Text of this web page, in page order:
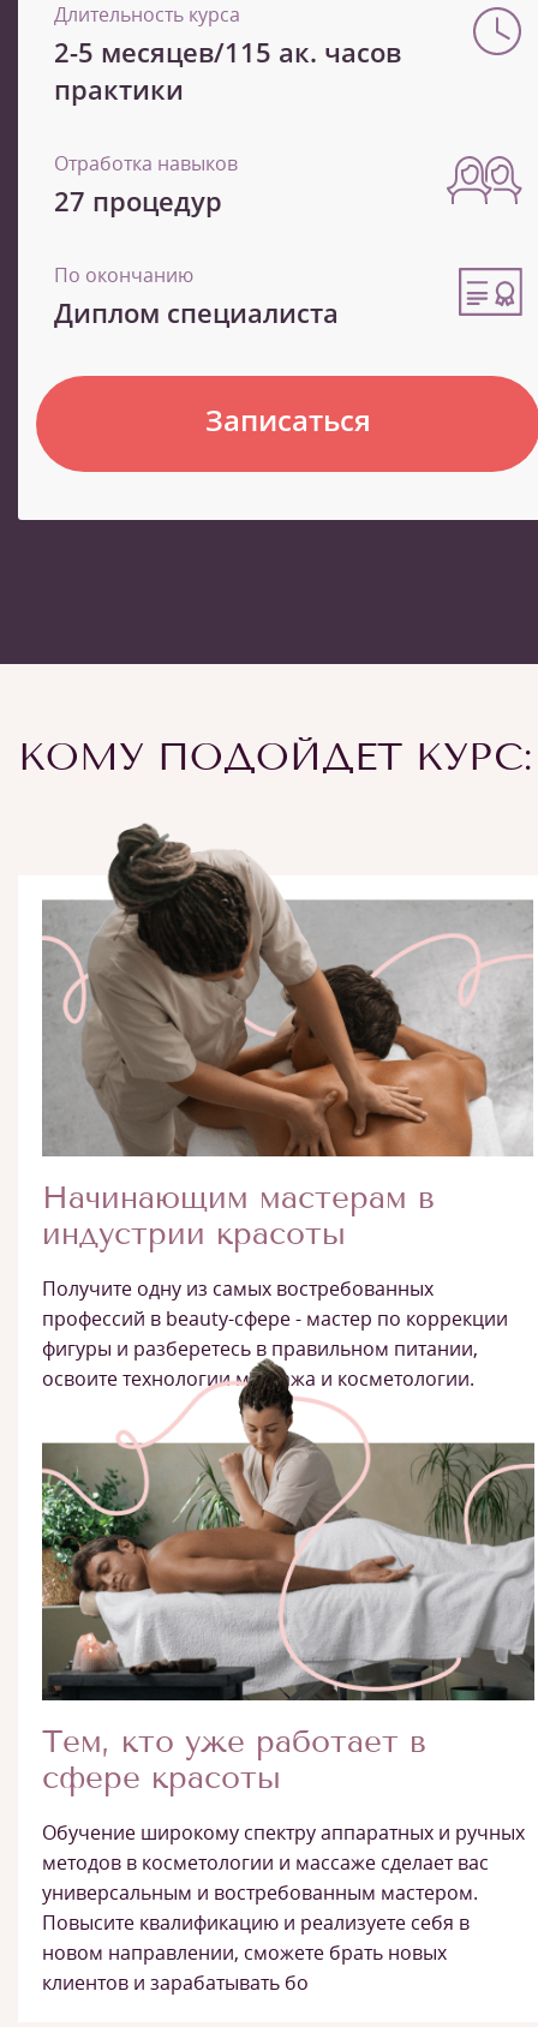
Длительность курса
2-5 месяцев/115 ак. часов
практики
Отработка навыков
27 процедур
По окончанию
Диплом специалиста
Записаться
КОМУ ПОДОЙДЕТ КУРС:
Начинающим мастерам в
индустрии красоты
Получите одну из самых востребованных
профессий в beauty-сфере - мастер по коррекции
фигуры и разберетесь в правильном питании,
освоите технологии массажа и косметологии.
Тем, кто уже работает в
сфере красоты
Обучение широкому спектру аппаратных и ручных
методов в косметологии и массаже сделает вас
универсальным и востребованным мастером.
Повысите квалификацию и реализуете себя в
новом направлении, сможете брать новых
клиентов и зарабатывать бо